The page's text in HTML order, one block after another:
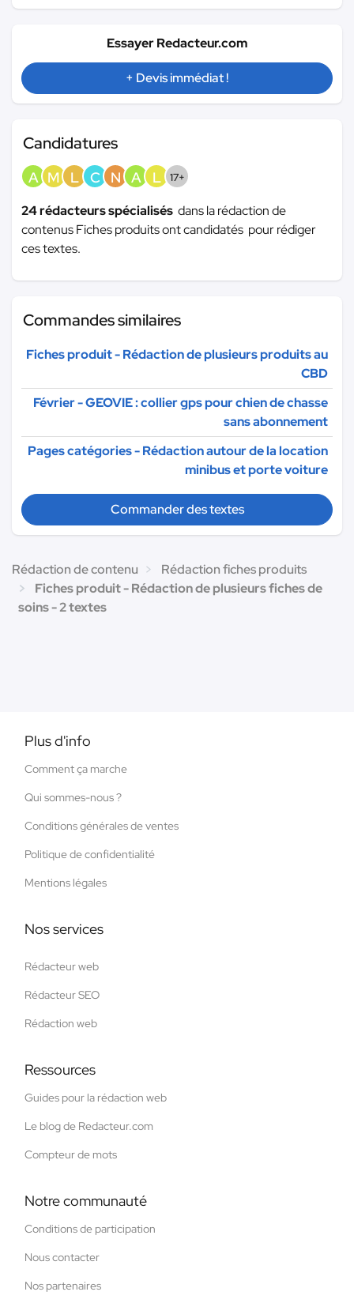
Essayer Redacteur.com
+ Devis immédiat !
Candidatures
A M L C N A L 17+
24 rédacteurs spécialisés dans la rédaction de
contenus Fiches produits ont candidatés pour rédiger
ces textes.
Commandes similaires
Fiches produit - Rédaction de plusieurs produits au
CBD
Février - GEOVIE : collier gps pour chien de chasse
sans abonnement
Pages catégories - Rédaction autour de la location
minibus et porte voiture
Commander des textes
Rédaction de contenu
Rédaction fiches produits
Fiches produit - Rédaction de plusieurs fiches de
soins - 2 textes
Plus d'info
Comment ça marche
Qui sommes-nous ?
Conditions générales de ventes
Politique de confidentialité
Mentions légales
Nos services
Rédacteur web
Rédacteur SEO
Rédaction web
Ressources
Guides pour la rédaction web
Le blog de Redacteur.com
Compteur de mots
Notre communauté
Conditions de participation
Nous contacter
Nos partenaires